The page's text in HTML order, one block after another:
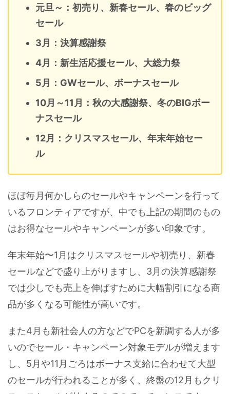
元旦～：初売り、新春セール、春のビッグ
セール
3月：決算感謝祭
4月：新生活応援セール、大総力祭
5月：GWセール、ボーナスセール
10月～11月：秋の大感謝祭、冬のBIGボー
ナスセール
12月：クリスマスセール、年末年始セー
ル
ほぼ毎月何かしらのセールやキャンペーンを行って
いるフロンティアですが、中でも上記の期間のもの
はお得なセールやキャンペーンが多い印象です。
年末年始〜1月はクリスマスセールや初売り、新春
セールなどで盛り上がりますし、3月の決算感謝祭
では少しでも売上を伸ばすために大幅割引になる商
品が多くなる可能性が高いです。
また4月も新社会人の方などでPCを新調する人が多
いのでセール・キャンペーン対象モデルが増えます
し、5月や11月ごろはボーナス支給に合わせて大型
のセールが行われることが多く、終盤の12月もクリ